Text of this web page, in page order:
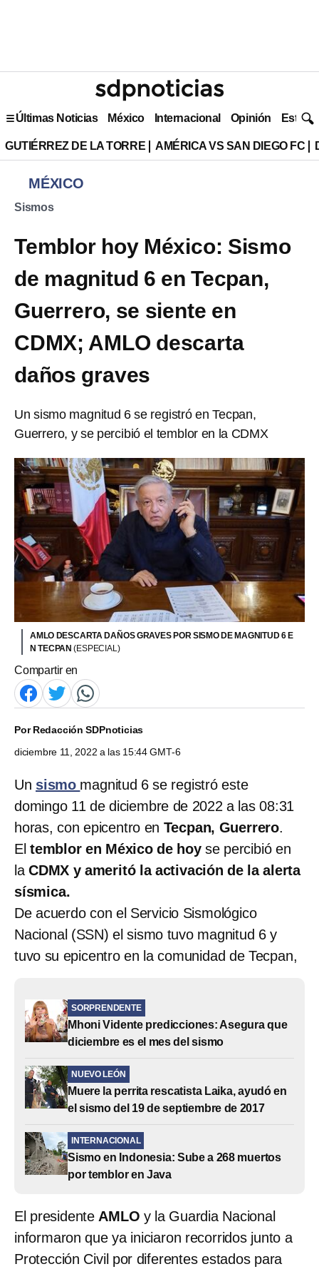
Últimas Noticias México Internacional Opinión Estilo
GUTIÉRREZ DE LA TORRE AMÉRICA VS SAN DIEGO FC
MÉXICO
Sismos
Temblor hoy México: Sismo
de magnitud 6 en Tecpan,
Guerrero, se siente en
CDMX; AMLO descarta
daños graves
Un sismo magnitud 6 se registró en Tecpan,
Guerrero, y se percibió el temblor en la CDMX
AMLO DESCARTA DAÑOS GRAVES POR SISMO DE MAGNITUD 6 E
N TECPAN(ESPECIAL)
Compartir en
PorRedacción SDPnoticias
diciembre 11, 2022 a las 15:44 GMT-6
Un sismo magnitud 6 se registró este
domingo 11 de diciembre de 2022 a las 08:31
horas, con epicentro en Tecpan, Guerrero.
El temblor en México de hoy se percibió en
la CDMX y ameritó la activación de la alerta
sísmica.
De acuerdo con el Servicio Sismológico
Nacional (SSN) el sismo tuvo magnitud 6 y
tuvo su epicentro en la comunidad de Tecpan,
SORPRENDENTE
Mhoni Vidente predicciones: Asegura que
diciembre es el mes del sismo
NUEVO LEÓN
Muere la perrita rescatista Laika, ayudó en
el sismo del 19 de septiembre de 2017
INTERNACIONAL
Sismo en Indonesia: Sube a 268 muertos
por temblor en Java
El presidente AMLOy la Guardia Nacional
informaron que ya iniciaron recorridos junto a
Protección Civil por diferentes estados para